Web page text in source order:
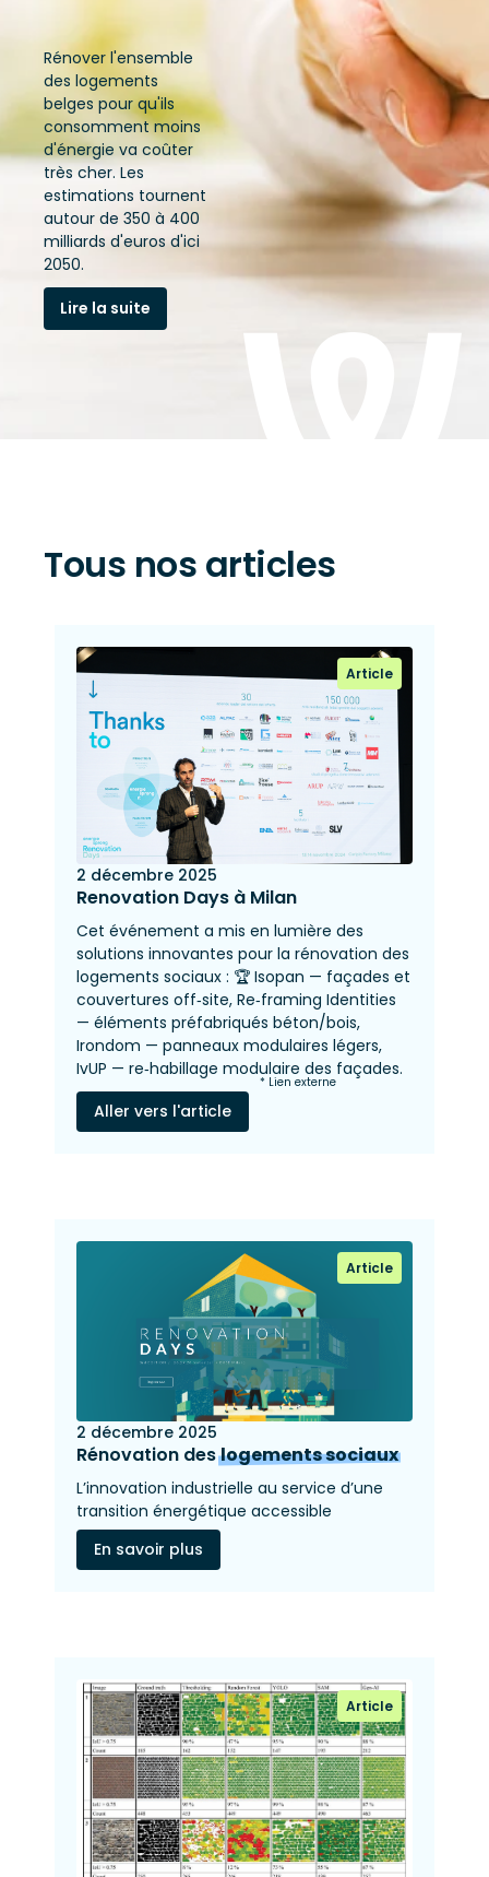
Rénover l'ensemble
des logements
belges pour qu'ils
consomment moins
d'énergie va coûter
très cher. Les
estimations tournent
autour de 350 à 400
milliards d'euros d'ici
2050.
Lire la suite
Tous nos articles
Article
2 décembre 2025
Renovation Days à Milan
Cet événement a mis en lumière des
solutions innovantes pour la rénovation des
logements sociaux : 🏆 Isopan — façades et
couvertures off‑site, Re‑framing Identities
— éléments préfabriqués béton/bois,
Irondom — panneaux modulaires légers,
IvUP — re‑habillage modulaire des façades.
Aller vers l'article
* Lien externe
Article
2 décembre 2025
Rénovation deslogements sociaux
L’innovation industrielle au service d’une
transition énergétique accessible
En savoir plus
Article